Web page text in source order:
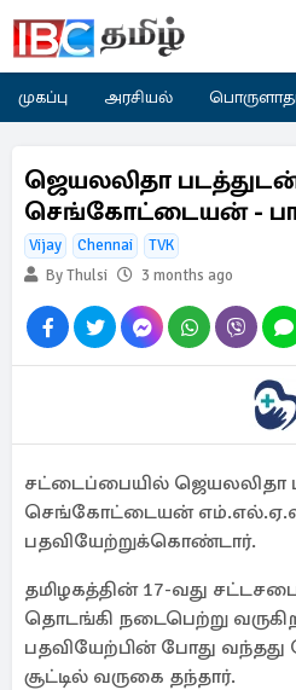
முகப்பு அரசியல்
ஜெயலலிதா
செங்கோட்டையன் -
Vijay Chennai
TVK
By Thulsi
3 months ago
சட்டைப்பையில் ஜெயலலிதா
செங்கோட்டையன்
பதவியேற்றுக்கொண்டார்.
தமிழகத்தின் 17-வது
தொடங்கி நடைபெற்று
பதவியேற்பின் போது
சூட்டில் வருகை தந்தார்.